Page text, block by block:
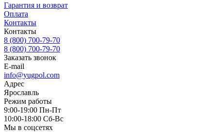
Гарантия и возврат
Оплата
Контакты
Контакты
8 (800) 700-79-70
8 (800) 700-79-70
Заказать звонок
E-mail
info@yugpol.com
Адрес
Ярославль
Режим работы
9:00-19:00 Пн-Пт
10:00-18:00 Cб-Вс
Мы в соцсетях